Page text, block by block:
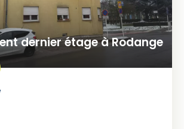
dernier étage à Rodange